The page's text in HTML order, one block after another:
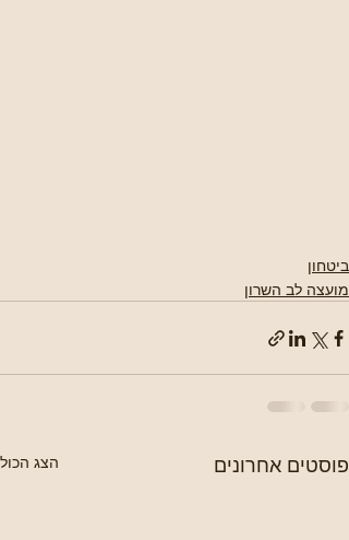
ביטחון
מועצה לב השרון
פוסטים אחרונים הצג הכול